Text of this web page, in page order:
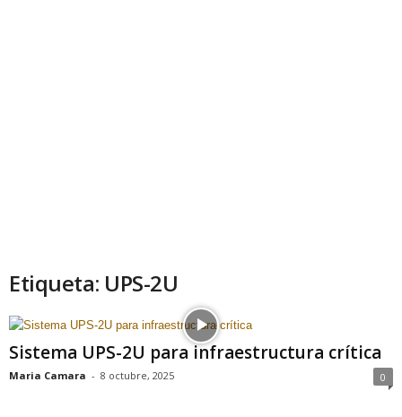
Etiqueta: UPS-2U
Sistema UPS-2U para infraestructura crítica
Maria Camara - 8 octubre, 2025 0